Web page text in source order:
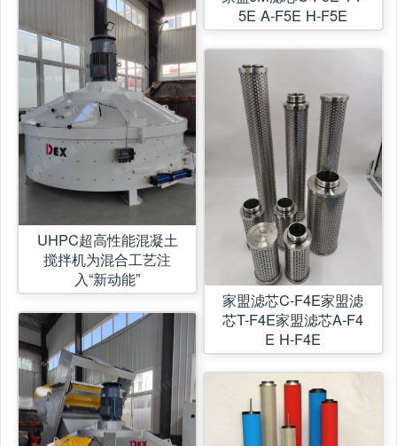
UHPC超高性能混凝土
搅拌机为混合工艺注
入“新动能”
5E A-F5E H-F5E
家盟滤芯C-F4E家盟滤
芯T-F4E家盟滤芯A-F4
E H-F4E